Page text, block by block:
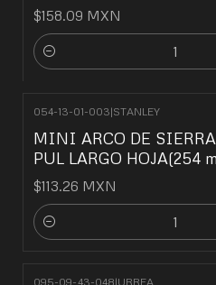
$158.09 MXN
Cantidad
054-13-01-003|STANLEY
MINI ARCO DE
PUL LARGO HOJA(254
$113.26 MXN
Cantidad
095-09-43-048|URREA